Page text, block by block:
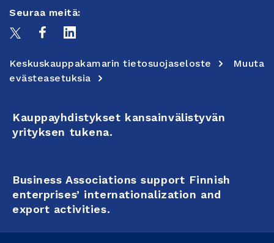
Seuraa meitä:
Keskuskauppakamarin tietosuojaseloste
Muuta
evästeasetuksia
Kauppayhdistykset kansainvälistyvän
yrityksen tukena.
Business Associations support Finnish
enterprises’ internationalization and
export activities.